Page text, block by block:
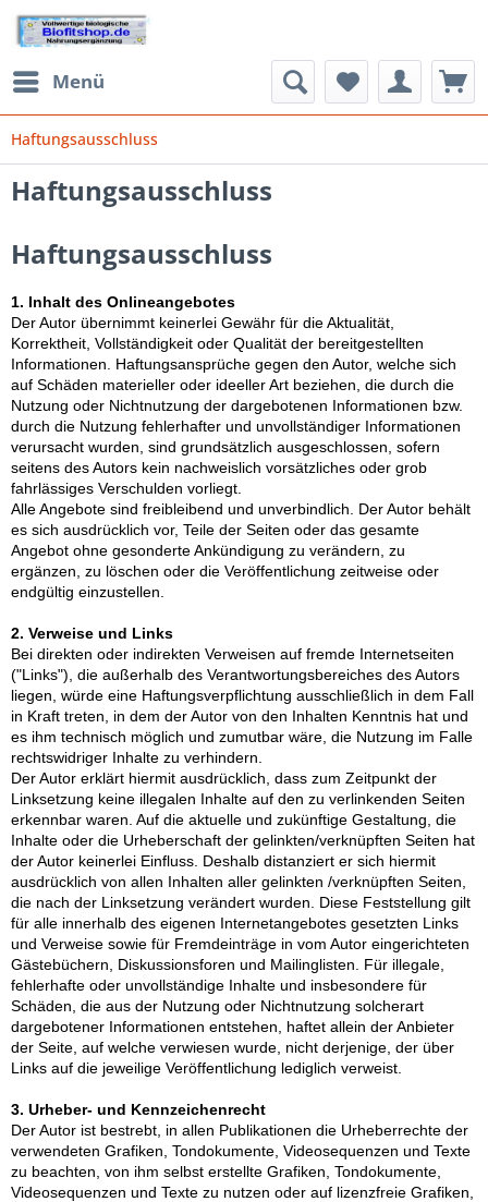
Menü
Haftungsausschluss
Haftungsausschluss
Haftungsausschluss
1. Inhalt des Onlineangebotes
Der Autor übernimmt keinerlei Gewähr für die Aktualität,
Korrektheit, Vollständigkeit oder Qualität der bereitgestellten
Informationen. Haftungsansprüche gegen den Autor, welche sich
auf Schäden materieller oder ideeller Art beziehen, die durch die
Nutzung oder Nichtnutzung der dargebotenen Informationen bzw.
durch die Nutzung fehlerhafter und unvollständiger Informationen
verursacht wurden, sind grundsätzlich ausgeschlossen, sofern
seitens des Autors kein nachweislich vorsätzliches oder grob
fahrlässiges Verschulden vorliegt.
Alle Angebote sind freibleibend und unverbindlich. Der Autor behält
es sich ausdrücklich vor, Teile der Seiten oder das gesamte
Angebot ohne gesonderte Ankündigung zu verändern, zu
ergänzen, zu löschen oder die Veröffentlichung zeitweise oder
endgültig einzustellen.
2. Verweise und Links
Bei direkten oder indirekten Verweisen auf fremde Internetseiten
("Links"), die außerhalb des Verantwortungsbereiches des Autors
liegen, würde eine Haftungsverpflichtung ausschließlich in dem Fall
in Kraft treten, in dem der Autor von den Inhalten Kenntnis hat und
es ihm technisch möglich und zumutbar wäre, die Nutzung im Falle
rechtswidriger Inhalte zu verhindern.
Der Autor erklärt hiermit ausdrücklich, dass zum Zeitpunkt der
Linksetzung keine illegalen Inhalte auf den zu verlinkenden Seiten
erkennbar waren. Auf die aktuelle und zukünftige Gestaltung, die
Inhalte oder die Urheberschaft der gelinkten/verknüpften Seiten hat
der Autor keinerlei Einfluss. Deshalb distanziert er sich hiermit
ausdrücklich von allen Inhalten aller gelinkten /verknüpften Seiten,
die nach der Linksetzung verändert wurden. Diese Feststellung gilt
für alle innerhalb des eigenen Internetangebotes gesetzten Links
und Verweise sowie für Fremdeinträge in vom Autor eingerichteten
Gästebüchern, Diskussionsforen und Mailinglisten. Für illegale,
fehlerhafte oder unvollständige Inhalte und insbesondere für
Schäden, die aus der Nutzung oder Nichtnutzung solcherart
dargebotener Informationen entstehen, haftet allein der Anbieter
der Seite, auf welche verwiesen wurde, nicht derjenige, der über
Links auf die jeweilige Veröffentlichung lediglich verweist.
3. Urheber- und Kennzeichenrecht
Der Autor ist bestrebt, in allen Publikationen die Urheberrechte der
verwendeten Grafiken, Tondokumente, Videosequenzen und Texte
zu beachten, von ihm selbst erstellte Grafiken, Tondokumente,
Videosequenzen und Texte zu nutzen oder auf lizenzfreie Grafiken,